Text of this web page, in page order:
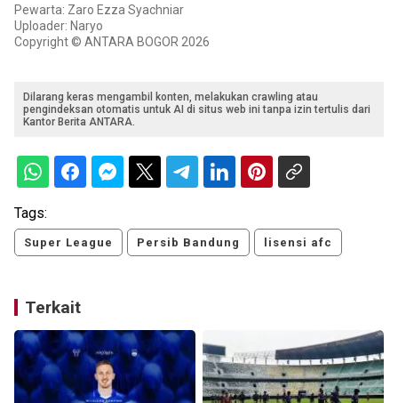
Pewarta: Zaro Ezza Syachniar
Uploader: Naryo
Copyright © ANTARA BOGOR 2026
Dilarang keras mengambil konten, melakukan crawling atau
pengindeksan otomatis untuk AI di situs web ini tanpa izin tertulis dari
Kantor Berita ANTARA.
Tags:
Super League Persib Bandung lisensi afc
Terkait